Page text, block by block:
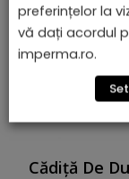
Cădiță De
preferințelor la
vă dați acordul
imperma.ro.